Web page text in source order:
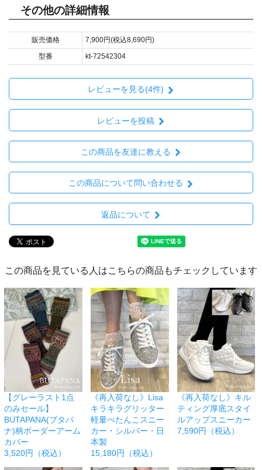
その他の詳細情報
販売価格
7,900円(税込8,690円)
型番
kt-72542304
レビューを見る(4件)
レビューを投稿
この商品を友達に教える
この商品について問い合わせる
返品について
この商品を見ている人はこちらの商品もチェックしています
【グレーラスト1点
のみセール】
BUTAPANA(ブタパ
ナ)柄ボーダーアーム
カバー
3,520円（税込）
《再入荷なし》Lisa
キラキラグリッター
軽量ぺたんこスニー
カー・シルバー・日
本製
15,180円（税込）
《再入荷なし》キル
ティング厚底スタイ
ルアップスニーカー
7,590円（税込）